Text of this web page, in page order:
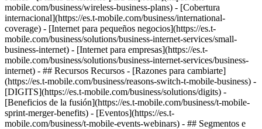
mobile.com/business/wireless-business-plans) - [Cobertura
internacional](https://es.t-mobile.com/business/international-
coverage) - [Internet para pequeños negocios](https://es.t-
mobile.com/business/solutions/business-internet-services/small-
business-internet) - [Internet para empresas](https://es.t-
mobile.com/business/solutions/business-internet-services/business-
internet) - ## Recursos Recursos - [Razones para cambiarte]
(https://es.t-mobile.com/business/reasons-switch-t-mobile-business) -
[DIGITS](https://es.t-mobile.com/business/solutions/digits) -
[Beneficios de la fusión](https://es.t-mobile.com/business/t-mobile-
sprint-merger-benefits) - [Eventos](https://es.t-
mobile.com/business/t-mobile-events-webinars) - ## Segmentos e